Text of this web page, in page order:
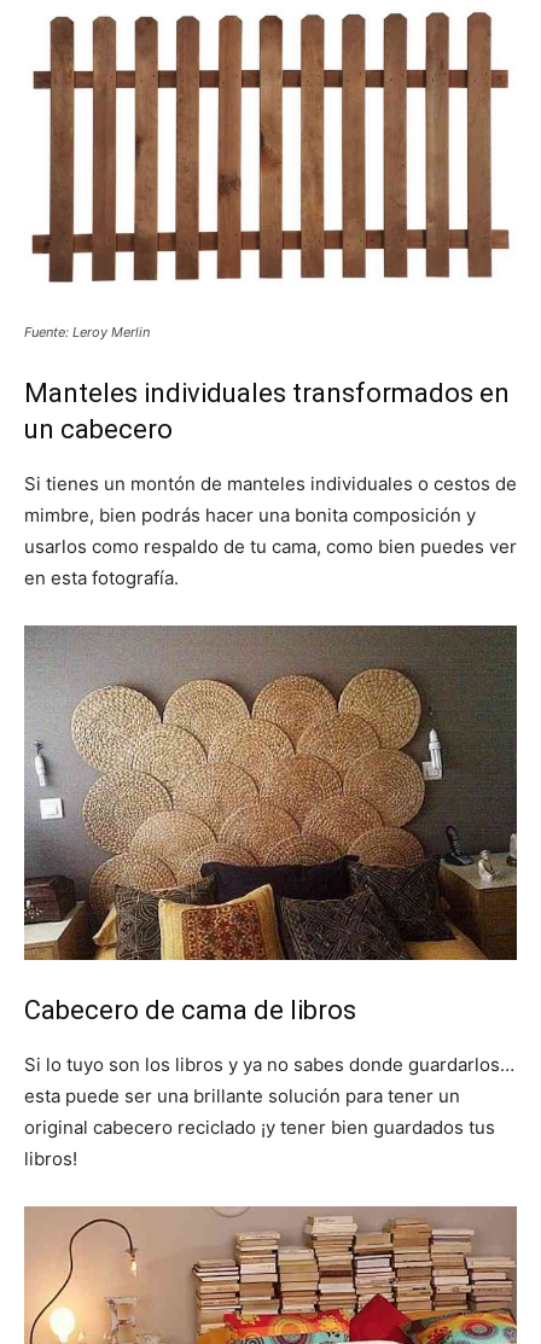
Fuente: Leroy Merlin
Manteles individuales transformados en
un cabecero
Si tienes un montón de manteles individuales o cestos de
mimbre, bien podrás hacer una bonita composición y
usarlos como respaldo de tu cama, como bien puedes ver
en esta fotografía.
Cabecero de cama de libros
Si lo tuyo son los libros y ya no sabes donde guardarlos…
esta puede ser una brillante solución para tener un
original cabecero reciclado ¡y tener bien guardados tus
libros!